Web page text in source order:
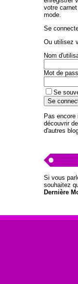
votre
mode.
Se
Ou utilisez
Nom
Mot de
Se
Pas encore
découvrir
d'autres
Si vous
souhaitez
Dernière